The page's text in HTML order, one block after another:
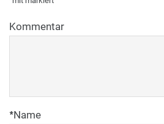
Kommentar
Name
*